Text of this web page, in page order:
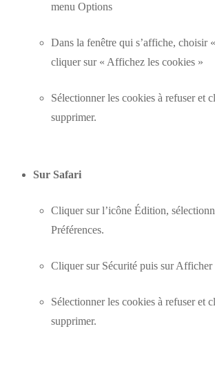
menu Options
Dans la fenêtre qui s’affiche, choisir
cliquer sur « Affichez les cookies »
Sélectionner les cookies à refuser et
supprimer.
Sur Safari
Cliquer sur l’icône Édition,
Préférences.
Cliquer sur Sécurité puis sur Afficher
Sélectionner les cookies à refuser et
supprimer.